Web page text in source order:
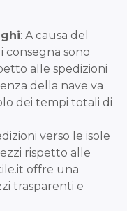
: A causa del
consegna sono
alle spedizioni
della nave va
dei tempi totali di
verso le isole
rispetto alle
offre una
trasparenti e